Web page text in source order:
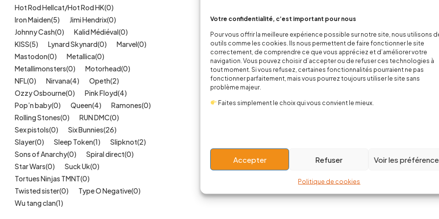
Votre confidentialité, c’est important pour nous
Pour vous offrir la meilleure expérience possible sur notre site, nous utilisons
outils comme les cookies. Ils nous permettent de faire fonctionner le site
correctement, de comprendre ce que vous appréciez et d’améliorer votre
navigation. Vous pouvez choisir d’accepter ou de refuser ces technologies à
tout moment. Si vous refusez, certaines fonctionnalités pourraient ne pas
fonctionner parfaitement, mais vous pourrez toujours utiliser le site sans
problème majeur.
Faites simplement le choix qui vous convient le mieux.
Accepter Refuser Voir les
Politique de cookies
Hot Rod Hellcat/Hot Rod HK(0)
Iron Maiden(5) Jimi Hendrix(0)
Johnny Cash(0) Kalid Médiéval(0)
KISS(5) Lynard Skynard(0) Marvel(0)
Mastodon(0) Metallica(0)
Metallimonsters(0) Motorhead(0)
NFL(0) Nirvana(4) Opeth(2)
Ozzy Osbourne(0) Pink Floyd(4)
Pop’n baby(0) Queen(4) Ramones(0)
Rolling Stones(0) RUN DMC(0)
Sex pistols(0) Six Bunnies(26)
Slayer(0) Sleep Token(1) Slipknot(2)
Sons of Anarchy(0) Spiral direct(0)
Star Wars(0) Suck Uk(0)
Tortues Ninjas TMNT(0)
Twisted sister(0) Type O Negative(0)
Wu tang clan(1)